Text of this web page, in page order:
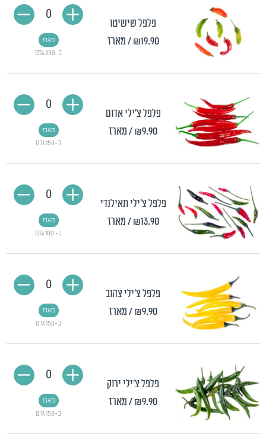
פלפל שישיטו
₪19.90 / מארז
כ-250 גרם
מארז
0
פלפל צ'ילי אדום
₪9.90/ מארז
כ-150 גרם
מארז
0
פלפל צ'ילי תאילנדי
₪13.90 / מארז
כ- 100 גרם
מארז
0
פלפל צ'ילי צהוב
₪9.90/ מארז
כ-150 גרם
מארז
0
פלפל צ'ילי ירוק
₪9.90/ מארז
כ-150 גרם
מארז
0